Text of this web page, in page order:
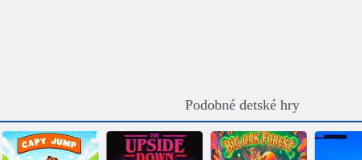
Podobné detské hry